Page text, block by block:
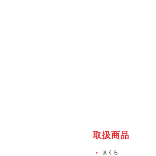
取扱商品
まくら